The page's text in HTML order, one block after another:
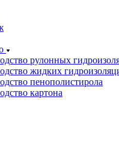
рулонных
жидких
пенополистирола
картона